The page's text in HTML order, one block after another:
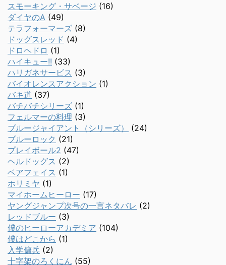
スモーキング・サベージ (16)
ダイヤのA (49)
テラフォーマーズ (8)
ドッグスレッド (4)
ドロヘドロ (1)
ハイキュー!! (33)
ハリガネサービス (3)
バイオレンスアクション (1)
バキ道 (37)
バチバチシリーズ (1)
フェルマーの料理 (3)
ブルージャイアント（シリーズ）
(24)
ブルーロック (21)
プレイボール2 (47)
ヘルドッグス (2)
ベアフェイス (1)
ホリミヤ (1)
マイホームヒーロー (17)
ヤングジャンプ次号の一言ネタバレ (2)
レッドブルー (3)
僕のヒーローアカデミア (104)
僕はどこから (1)
入学傭兵 (2)
十字架のろくにん (55)